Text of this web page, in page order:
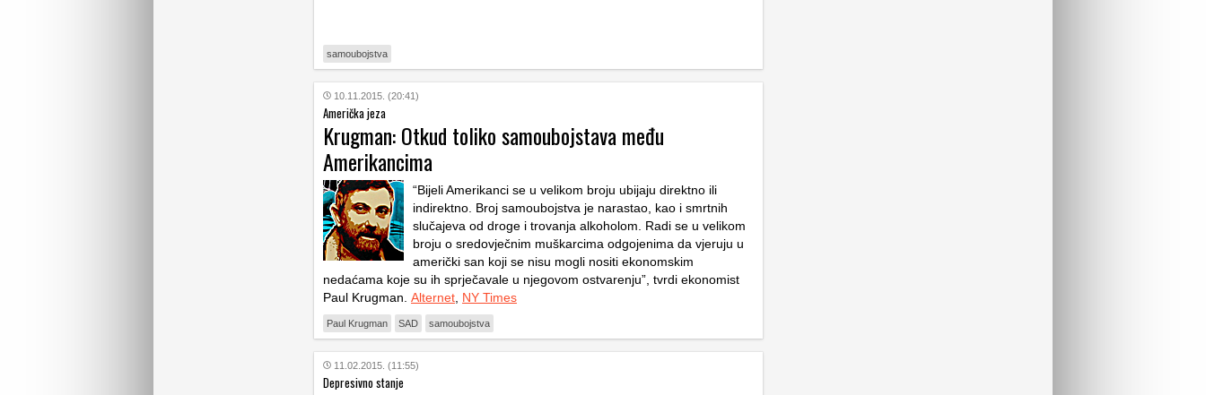
samoubojstva
10.11.2015. (20:41)
Američka jeza
Krugman: Otkud toliko samoubojstava među
Amerikancima
“Bijeli Amerikanci se u velikom broju ubijaju direktno ili
indirektno. Broj samoubojstva je narastao, kao i smrtnih
slučajeva od droge i trovanja alkoholom. Radi se u velikom
broju o sredovječnim muškarcima odgojenima da vjeruju u
američki san koji se nisu mogli nositi ekonomskim
nedaćama koje su ih sprječavale u njegovom ostvarenju”, tvrdi ekonomist
Paul Krugman. Alternet NY Times
Paul Krugman SAD samoubojstva
11.02.2015. (11:55)
Depresivno stanje